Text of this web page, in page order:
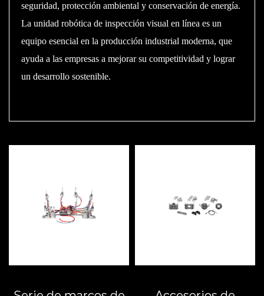
seguridad, protección ambiental y conservación de energía.
La unidad robótica de inspección visual en línea es un
equipo esencial en la producción industrial moderna, que
ayuda a las empresas a mejorar su competitividad y lograr
un desarrollo sostenible.